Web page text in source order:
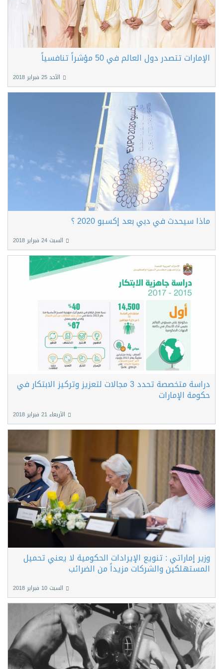
الإمارات تتصدر دول العالم في 50 مؤشراً تنافسياً
الأحد 25 فبراير 2018
ماذا سيحدث في دبي بعد إكسبو 2020 ؟
السبت 24 فبراير 2018
دراسة متخصصة تحدد 3 مجالات لتعزيز وتركيز الابتكار في
حكومة الإمارات
الأربعاء 21 فبراير 2018
وزير إماراتي : تنويع الإيرادات الحكومية لا يعني تحميل
المستهلكين والشركات مزيداً من الضرائب
السبت 10 فبراير 2018